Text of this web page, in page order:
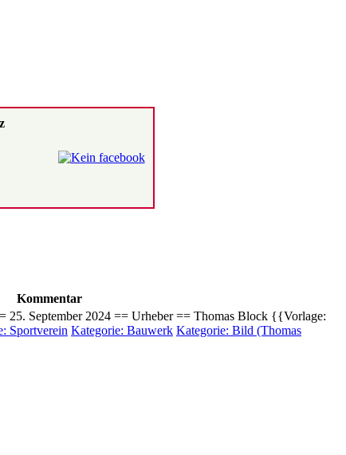
Kommentar
25. September 2024 == Urheber == Thomas Block {{Vorlage:
Sportverein Kategorie: Bauwerk Kategorie: Bild (Thomas